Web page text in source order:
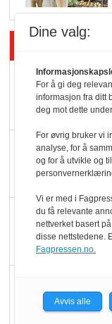
Siste artikler
Dine valg:
For å gi deg
informasjon fra ditt
deg mot dette
For øvrig bruker vi
analyse, for å
og for å utvikle og
Vi er med i
du få relevante
nettverket basert
disse nettstedene.
Fagpressen.no.
Avvis alle